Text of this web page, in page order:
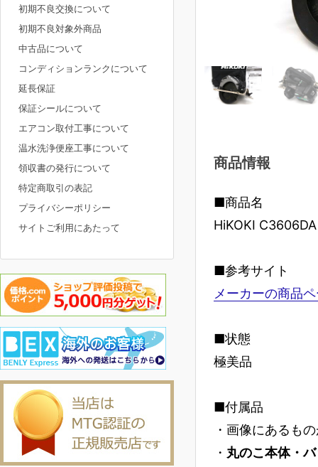
商品情報
■商品名
HiKOKI
■参考サイト
メーカーの商品
■状態
極美品
■付属品
・画像にあるも
・ 丸のこ本体・
初期不良交換について
初期不良対象外商品
中古品について
コンディションランクについて
延長保証
保証シールについて
エアコン取付工事について
温水洗浄便座工事について
領収書の発行について
特定商取引の表記
プライバシーポリシー
サイトご利用にあたって